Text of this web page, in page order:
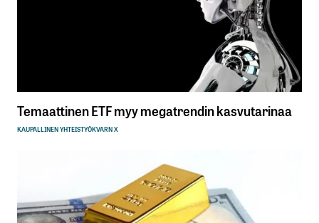
Temaattinen ETF myy megatrendin kasvutarinaa
KAUPALLINEN YHTEISTYÖKVARN X